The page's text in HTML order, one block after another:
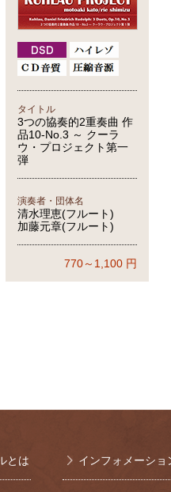
タイトル
3つの協奏的2重奏曲 作
品10-No.3 ～ クーラ
ウ・プロジェクト第一
弾
演奏者・団体名
清水理恵(フルート)
加藤元章(フルート)
770～1,100 円
とは インフォメーショ